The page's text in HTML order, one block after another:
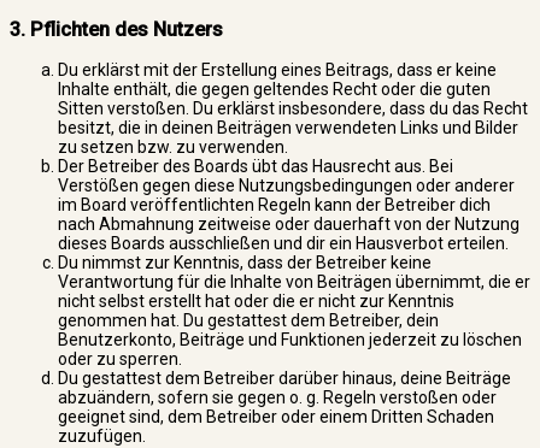
3. Pflichten des Nutzers
Du erklärst mit der Erstellung eines Beitrags, dass er keine
Inhalte enthält, die gegen geltendes Recht oder die guten
Sitten verstoßen. Du erklärst insbesondere, dass du das Recht
besitzt, die in deinen Beiträgen verwendeten Links und Bilder
zu setzen bzw. zu verwenden.
Der Betreiber des Boards übt das Hausrecht aus. Bei
Verstößen gegen diese Nutzungsbedingungen oder anderer
im Board veröffentlichten Regeln kann der Betreiber dich
nach Abmahnung zeitweise oder dauerhaft von der Nutzung
dieses Boards ausschließen und dir ein Hausverbot erteilen.
Du nimmst zur Kenntnis, dass der Betreiber keine
Verantwortung für die Inhalte von Beiträgen übernimmt, die er
nicht selbst erstellt hat oder die er nicht zur Kenntnis
genommen hat. Du gestattest dem Betreiber, dein
Benutzerkonto, Beiträge und Funktionen jederzeit zu löschen
oder zu sperren.
Du gestattest dem Betreiber darüber hinaus, deine Beiträge
abzuändern, sofern sie gegen o. g. Regeln verstoßen oder
geeignet sind, dem Betreiber oder einem Dritten Schaden
zuzufügen.